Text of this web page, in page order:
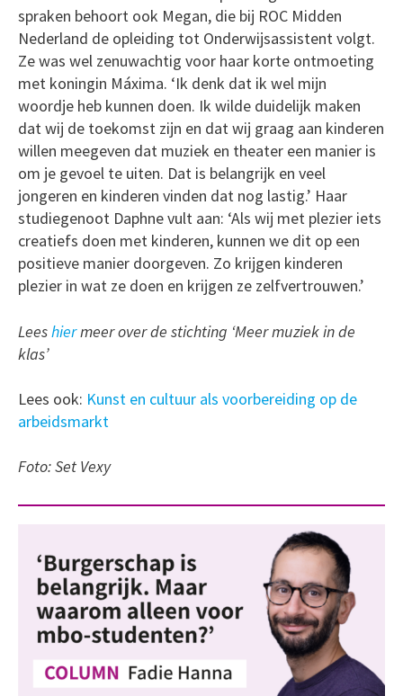
spraken behoort ook Megan, die bij ROC Midden
Nederland de opleiding tot Onderwijsassistent volgt.
Ze was wel zenuwachtig voor haar korte ontmoeting
met koningin Máxima. ‘Ik denk dat ik wel mijn
woordje heb kunnen doen. Ik wilde duidelijk maken
dat wij de toekomst zijn en dat wij graag aan kinderen
willen meegeven dat muziek en theater een manier is
om je gevoel te uiten. Dat is belangrijk en veel
jongeren en kinderen vinden dat nog lastig.’ Haar
studiegenoot Daphne vult aan: ‘Als wij met plezier iets
creatiefs doen met kinderen, kunnen we dit op een
positieve manier doorgeven. Zo krijgen kinderen
plezier in wat ze doen en krijgen ze zelfvertrouwen.’
Leeshiermeer over de stichting ‘Meer muziek in de
klas’
Lees ook: Kunst en cultuur als voorbereiding op de
arbeidsmarkt
Foto: Set Vexy